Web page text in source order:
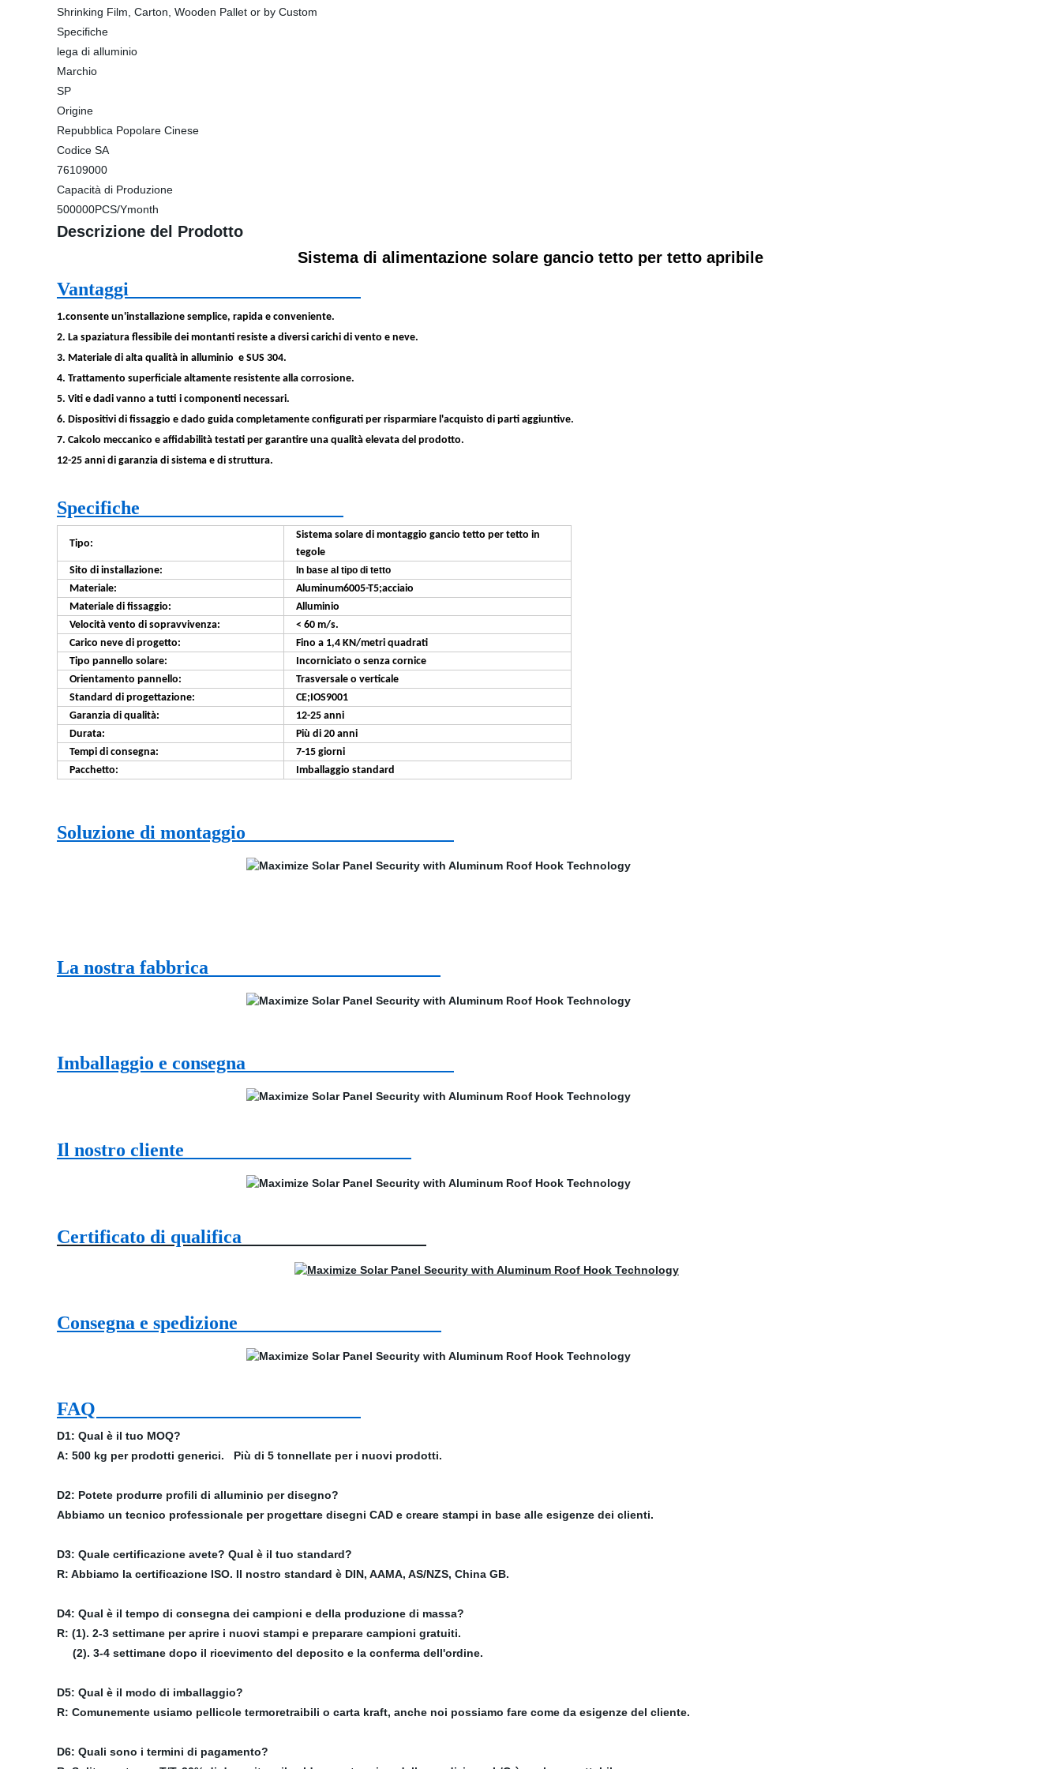
Shrinking Film, Carton, Wooden Pallet or by Custom
Specifiche
lega di alluminio
Marchio
SP
Origine
Repubblica Popolare Cinese
Codice SA
76109000
Capacità di Produzione
500000PCS/Ymonth
Descrizione del Prodotto
Sistema di alimentazione solare gancio tetto per tetto apribile
Vantaggi
1.consente un'installazione semplice, rapida e conveniente.
2. La spaziatura flessibile dei montanti resiste a diversi carichi di vento e neve.
3. Materiale di alta qualità in alluminio e SUS 304.
4. Trattamento superficiale altamente resistente alla corrosione.
5. Viti e dadi vanno a tutti i componenti necessari.
6. Dispositivi di fissaggio e dado guida completamente configurati per risparmiare l'acquisto di parti aggiuntive.
7. Calcolo meccanico e affidabilità testati per garantire una qualità elevata del prodotto.
12-25 anni di garanzia di sistema e di struttura.
Specifiche
Tipo:
Sistema solare di montaggio gancio tetto per tetto in
tegole
Sito di installazione:
In base al tipo di tetto
Materiale:
Aluminum6005-T5;acciaio
Materiale di fissaggio:
Alluminio
Velocità vento di sopravvivenza:
< 60 m/s.
Carico neve di progetto:
Fino a 1,4 KN/metri quadrati
Tipo pannello solare:
Incorniciato o senza cornice
Orientamento pannello:
Trasversale o verticale
Standard di progettazione:
CE;IOS9001
Garanzia di qualità:
12-25 anni
Durata:
Più di 20 anni
Tempi di consegna:
7-15 giorni
Pacchetto:
Imballaggio standard
Soluzione di montaggio
La nostra fabbrica
Imballaggio e consegna
Il nostro cliente
Certificato di qualifica
Consegna e spedizione
FAQ
D1: Qual è il tuo MOQ?
A: 500 kg per prodotti generici. Più di 5 tonnellate per i nuovi prodotti.
D2: Potete produrre profili di alluminio per disegno?
Abbiamo un tecnico professionale per progettare disegni CAD e creare stampi in base alle esigenze dei clienti.
D3: Quale certificazione avete? Qual è il tuo standard?
R: Abbiamo la certificazione ISO. Il nostro standard è DIN, AAMA, AS/NZS, China GB.
D4: Qual è il tempo di consegna dei campioni e della produzione di massa?
R: (1). 2-3 settimane per aprire i nuovi stampi e preparare campioni gratuiti.
(2). 3-4 settimane dopo il ricevimento del deposito e la conferma dell'ordine.
D5: Qual è il modo di imballaggio?
R: Comunemente usiamo pellicole termoretraibili o carta kraft, anche noi possiamo fare come da esigenze del cliente.
D6: Quali sono i termini di pagamento?